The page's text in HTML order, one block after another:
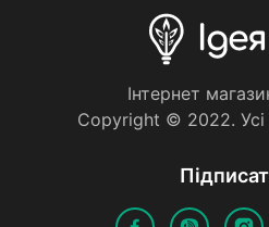
Iнтернет
Copyright © 2022. Усi